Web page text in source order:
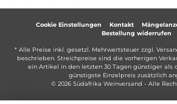
Cookie Einstellungen Kontakt
Bestellung widerrufen
* Alle Preise inkl. gesetzl. Mehrwertsteuer zzgl.
beschrieben. Streichpreise sind die vorherigen
ein Artikel in den letzten 30 Tagen günstiger als
günstigste Einzelpreis zusätzlich
© 2026 Südafrika Weinversand - Alle